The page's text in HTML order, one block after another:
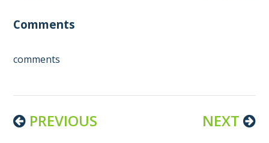
Comments
comments
Continue
PREVIOUS NEXT